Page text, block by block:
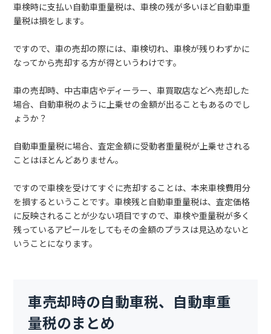
車検時に支払い自動車重量税は、車検の残が多いほど自動車重
量税は損をします。
ですので、車の売却の際には、車検切れ、車検が残りわずかに
なってから売却する方が得というわけです。
車の売却時、中古車店やディーラー、車買取店などへ売却した
場合、自動車税のように上乗せの金額が出ることもあるのでし
ょうか？
自動車重量税に場合、査定金額に受動者重量税が上乗せされる
ことはほとんどありません。
ですので車検を受けてすぐに売却することは、本来車検費用分
を損するということです。車検残と自動車重量税は、査定価格
に反映されることが少ない項目ですので、車検や重量税が多く
残っているアピールをしてもその金額のプラスは見込めないと
いうことになります。
車売却時の自動車税、自動車重
量税のまとめ